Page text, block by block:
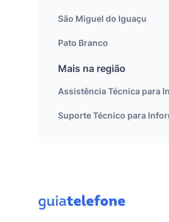
São Miguel do Iguaçu
Pato Branco
Mais na região
Assistência Técnica para
Suporte Técnico para